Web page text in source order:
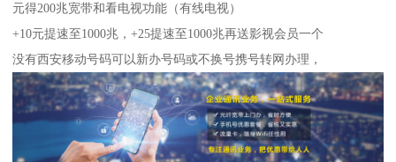
元得200兆宽带和看电视功能（有线电视）
+10元提速至1000兆，+25提速至1000兆再送影视会员一个
没有西安移动号码可以新办号码或不换号携号转网办理，